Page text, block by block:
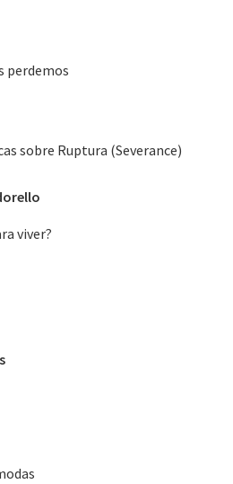
perdemos
sobre Ruptura (Severance)
viver?